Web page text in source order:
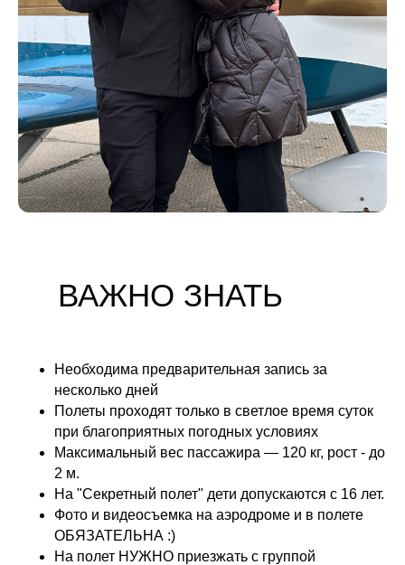
ВАЖНО ЗНАТЬ
Необходима предварительная запись за
несколько дней
Полеты проходят только в светлое время суток
при благоприятных погодных условиях
Максимальный вес пассажира — 120 кг, рост - до
2 м.
На "Секретный полет" дети допускаются с 16 лет.
Фото и видеосъемка на аэродроме и в полете
ОБЯЗАТЕЛЬНА :)
На полет НУЖНО приезжать с группой